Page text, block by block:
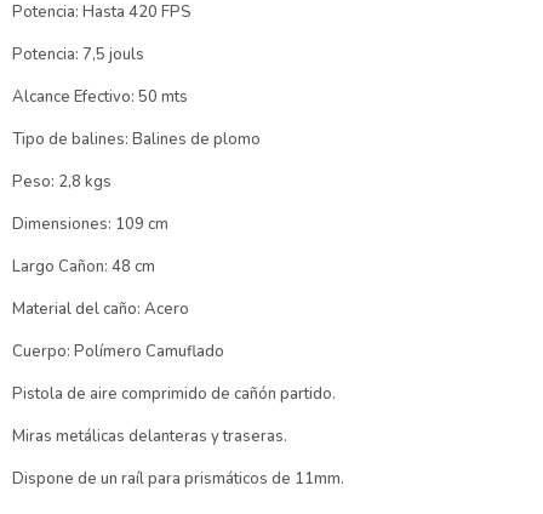
Potencia: Hasta 420 FPS
Potencia: 7,5 jouls
Alcance Efectivo: 50 mts
Tipo de balines: Balines de plomo
Peso: 2,8 kgs
Dimensiones: 109 cm
Largo Cañon: 48 cm
Material del caño: Acero
Cuerpo: Polímero Camuflado
Pistola de aire comprimido de cañón partido.
Miras metálicas delanteras y traseras.
Dispone de un raíl para prismáticos de 11mm.